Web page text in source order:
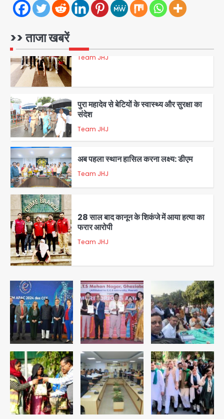
>> ताजा खबरें
5
Team JHJ
1
पुरा महादेव से बेटियों के स्वास्थ्य और सुरक्षा का
संदेश
2
अब पहला स्थान हासिल करना लक्ष्य: डीएम
3
28 साल बाद कानून के शिकंजे में आया हत्या का
फरार आरोपी
Team JHJ
4
डबल मर्डर का मुख्य साजिशकर्ता क्राइम ब्रांच
5
रोहित चौधरी गैंग का कुख्यात बदमाश राजस्थान
से गिरफ्तार
Team JHJ
पुरा महादेव से बेटियों के स्वास्थ्य और सुरक्षा का